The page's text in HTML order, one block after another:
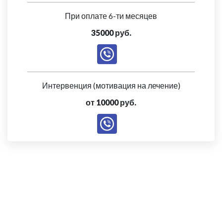
При оплате 6-ти месяцев
35000 руб.
Интервенция (мотивация на лечение)
от 10000 руб.